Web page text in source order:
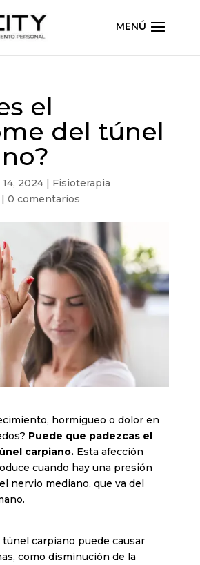
el
del túnel
2024| Fisioterapia
| 0 comentarios
hormigueo o dolor en
Puede que padezcas el
carpiano.Esta afección
cuando hay una presión
nervio mediano, que va del
carpiano puede causar
como disminución de la